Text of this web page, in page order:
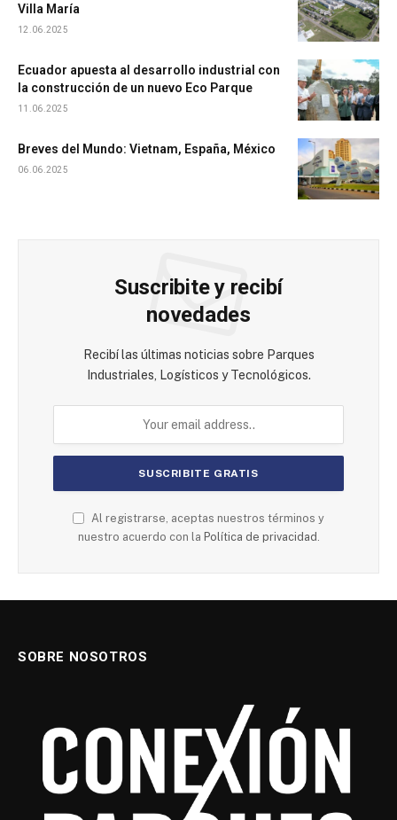
Villa María
12.06.2025
Ecuador apuesta al desarrollo industrial con
la construcción de un nuevo Eco Parque
11.06.2025
Breves del Mundo: Vietnam, España, México
06.06.2025
Suscribite y recibí
novedades
Recibí las últimas noticias sobre Parques
Industriales, Logísticos y Tecnológicos.
Al registrarse, aceptas nuestros términos y
nuestro acuerdo con la Política de privacidad .
SOBRE NOSOTROS